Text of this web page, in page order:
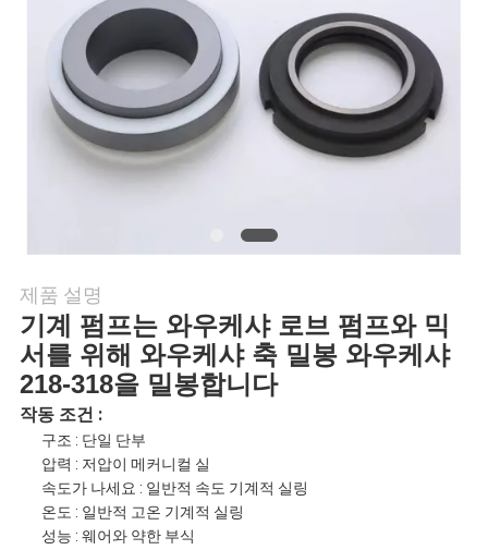
연
락
주
세
인
제품 설명
기계 펌프는 와우케샤 로브 펌프와 믹
서를 위해 와우케샤 축 밀봉 와우케샤
218-318을 밀봉합니다
작동 조건 :
구조 : 단일 단부
압력 : 저압이 메커니컬 실
속도가 나세요 : 일반적 속도 기계적 실링
온도 : 일반적 고온 기계적 실링
성능 : 웨어와 약한 부식